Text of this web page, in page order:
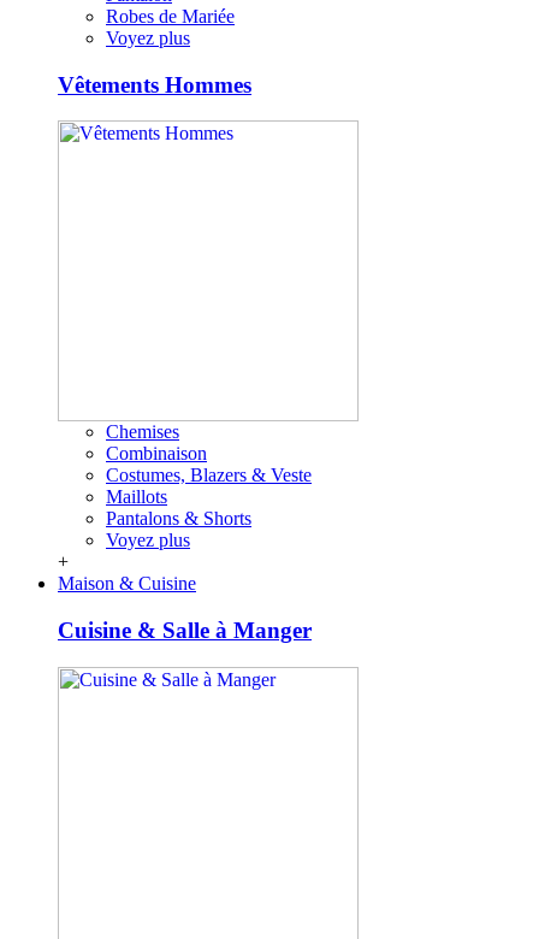
Robes de Mariée
Voyez plus
Vêtements Hommes
Chemises
Combinaison
Costumes, Blazers & Veste
Maillots
Pantalons & Shorts
Voyez plus
+
Maison & Cuisine
Cuisine & Salle à Manger